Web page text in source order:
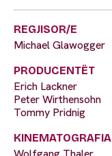
REGJISOR/E
Michael Glawogger
PRODUCENTËT
Erich Lackner
Peter Wirthensohn
Tommy Pridnig
KINEMATOGRAFIA